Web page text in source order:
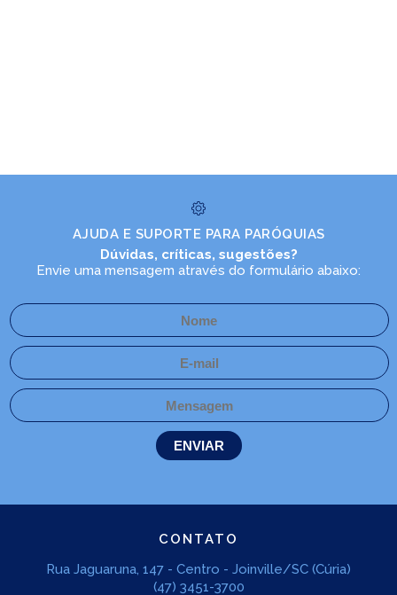
AJUDA E SUPORTE PARA PARÓQUIAS
Dúvidas, críticas, sugestões?
Envie uma mensagem através do formulário abaixo:
CONTATO
Rua Jaguaruna, 147 - Centro - Joinville/SC (Cúria)
(47) 3451-3700